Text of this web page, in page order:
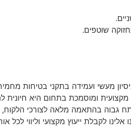
שוטפים.
מעשי ועמידה בתקני בטיחות
ומוסמכת בתחום היא
גבוה בהתאמה מלאה לצורכי הלקוח,
לקבלת ייעוץ מקצועי וליווי לכל